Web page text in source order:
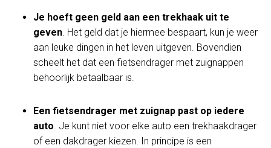
Je hoeft geen geld aan een trekhaak uit te
geven. Het geld dat je hiermee bespaart, kun je weer
aan leuke dingen in het leven uitgeven. Bovendien
scheelt het dat een fietsendrager met zuignappen
behoorlijk betaalbaar is.
Een fietsendrager met zuignap past op iedere
auto. Je kunt niet voor elke auto een trekhaakdrager
of een dakdrager kiezen. In principe is een